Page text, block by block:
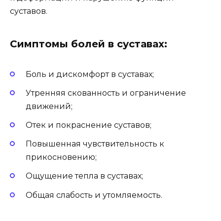
суставов.
Симптомы болей в суставах:
Боль и дискомфорт в суставах;
Утренняя скованность и ограничение
движений;
Отек и покраснение суставов;
Повышенная чувствительность к
прикосновению;
Ощущение тепла в суставах;
Общая слабость и утомляемость.